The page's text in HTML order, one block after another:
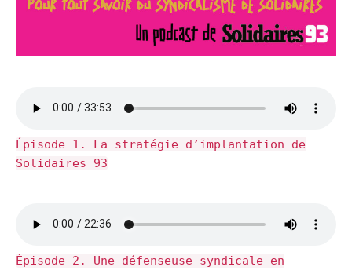
Épisode 1. La stratégie d’implantation de
Solidaires 93
Épisode 2. Une défenseuse syndicale en